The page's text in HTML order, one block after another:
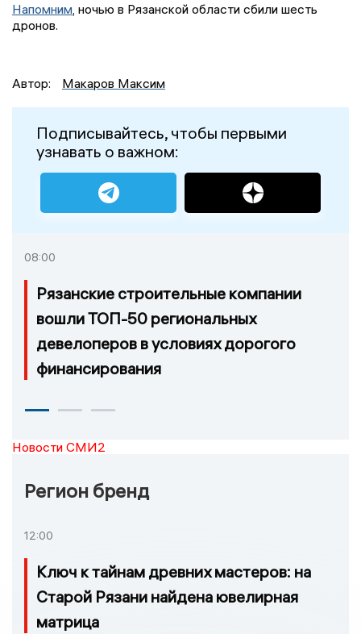
Напомним, ночью в Рязанской области сбили шесть
дронов.
Автор: Макаров Максим
Подписывайтесь, чтобы первыми
узнавать о важном:
08:00
Рязанские строительные компании
вошли ТОП-50 региональных
девелоперов в условиях дорогого
финансирования
Новости СМИ2
Регион бренд
12:00
Ключ к тайнам древних мастеров: на
Старой Рязани найдена ювелирная
матрица